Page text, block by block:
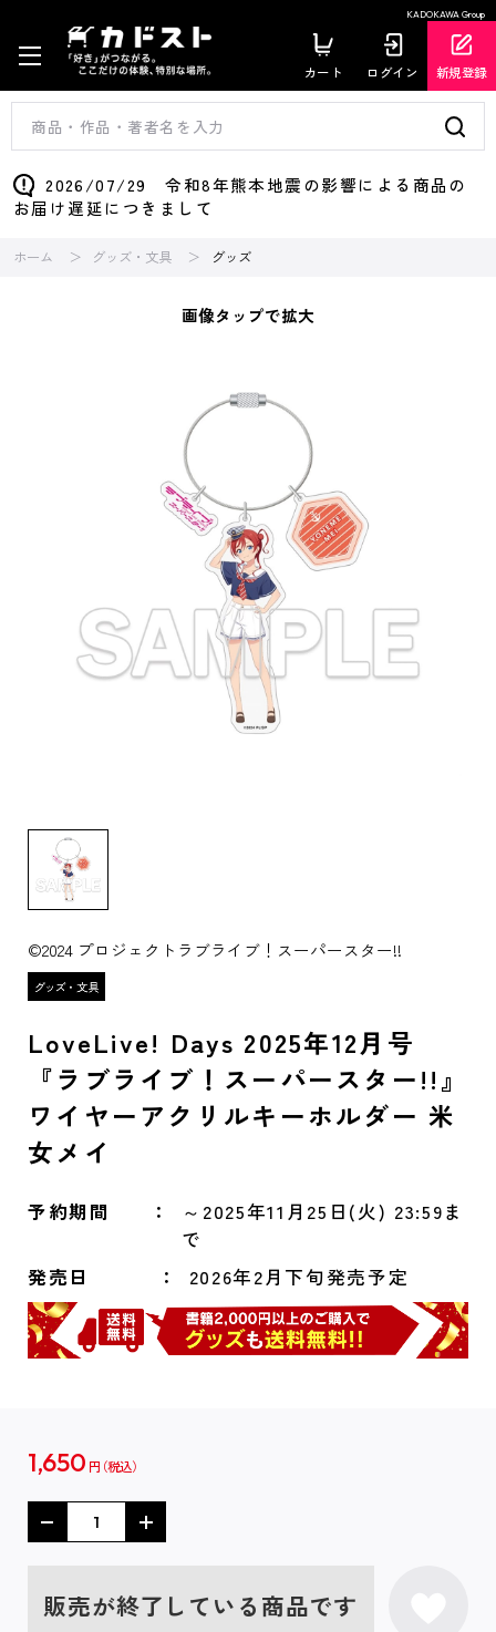
KADOKAWA Group
カート ログイン 新規登録
2026/07/29 令和8年熊本地震の影響による商品の
お届け遅延につきまして
ホーム グッズ・文具 グッズ
画像タップで拡大
©2024 プロジェクトラブライブ！スーパースター!!
LoveLive! Days 2025年12月号
『ラブライブ！スーパースター!!』
ワイヤーアクリルキーホルダー 米
女メイ
予約期間
～2025年11月25日(火) 23:59ま
で
発売日
2026年2月下旬発売予定
1,650 円
販売が終了している商品です